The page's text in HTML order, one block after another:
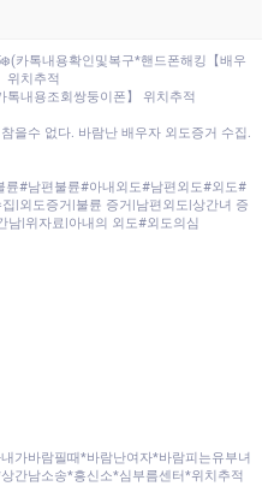
카톡내용확인및복구*핸드폰해킹【배우
위치추적
톡내용조회쌍둥이폰】 위치추적
을수 없다. 바람난 배우자 외도증거 수집.
#남편불륜#아내외도#남편외도#외도#
|외도증거|불륜 증거|남편외도|상간녀 증
남|위자료|아내의 외도#외도의심
가바람필때*바람난여자*바람피는유부녀
간남소송*흥신소*심부름센터*위치추적